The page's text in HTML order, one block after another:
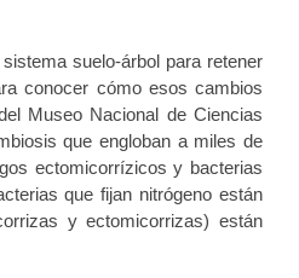
suelo-árbol para retener
conocer cómo esos cambios
Museo Nacional de Ciencias
que engloban a miles de
ectomicorrízicos y bacterias
que fijan nitrógeno están
y ectomicorrizas) están